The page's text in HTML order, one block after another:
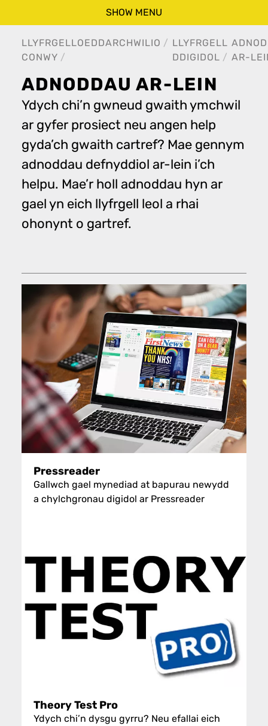
SHOW MENU
LLYFRGELLOEDD
CONWY
ARCHWILIO
LLYFRGELL
DDIGIDOL
AR-
ADNODDAU AR-LEIN
Ydych chi’n gwneud gwaith ymchwil
ar gyfer prosiect neu angen help
gyda’ch gwaith cartref? Mae gennym
adnoddau defnyddiol ar-lein i’ch
helpu. Mae’r holl adnoddau hyn ar
gael yn eich llyfrgell leol a rhai
ohonynt o gartref.
Pressreader
Gallwch gael mynediad at bapurau newydd
a chylchgronau digidol ar Pressreader
Theory Test Pro
Ydych chi’n dysgu gyrru? Neu efallai eich